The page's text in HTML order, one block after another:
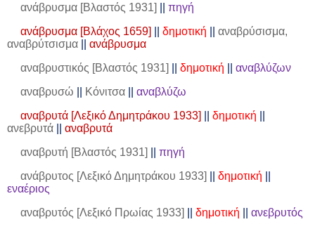
ανάβρυσμα [Βλαστός 1931]
πηγή
ανάβρυσμα [Βλάχος 1659]
δημοτική
αναβρύσισμα,
αναβρύτσισμα
ανάβρυσμα
αναβρυστικός [Βλαστός 1931]
δημοτική
αναβλύζων
αναβρυσώ
Κόνιτσα|| αναβλύζω
αναβρυτά [Λεξικό Δημητράκου 1933]
δημοτική
ανεβρυτά
αναβρυτά
αναβρυτή [Βλαστός 1931]
πηγή
ανάβρυτος [Λεξικό Δημητράκου 1933]
δημοτική
εναέριος
αναβρυτός [Λεξικό Πρωίας 1933]
δημοτική
ανεβρυτός